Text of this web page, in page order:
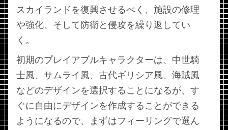
スカイランドを復興させるべく、施設の修理
や強化、そして防衛と侵攻を繰り返してい
く。
初期のプレイアブルキャラクターは、中世騎
士風、サムライ風、古代ギリシア風、海賊風
などのデザインを選択することになるが、す
ぐに自由にデザインを作成することができる
ようになるので、まずはフィーリングで選ん